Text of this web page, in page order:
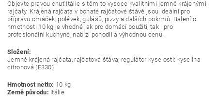
Objevte pravou chuť Itálie s těmito vysoce kvalitními jemně krájenými
rajčaty. Krájená rajčata v bohaté rajčatové šťávě jsou ideální pro
přípravu omáček, polévek, gulášů, pizzy a dalších pokrmů. Balení o
hmotnosti 10 kg je vhodné jak pro domácí použití, tak i pro
profesionální kuchyně, nabízí pohodlí a výhodnou cenu.
Složení:
Jemně krájená rajčata, rajčatová šťáva, regulátor kyselosti: kyselina
citronová (E330)
Hmotnost netto: 10 kg
Země původu: Itálie